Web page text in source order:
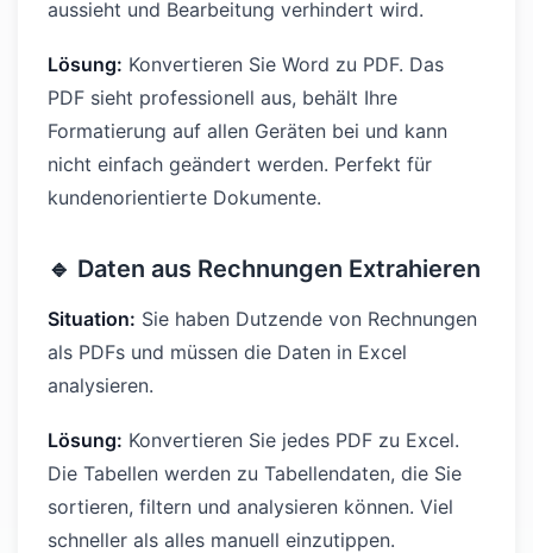
aussieht und Bearbeitung verhindert wird.
Lösung: Konvertieren Sie Word zu PDF. Das
PDF sieht professionell aus, behält Ihre
Formatierung auf allen Geräten bei und kann
nicht einfach geändert werden. Perfekt für
kundenorientierte Dokumente.
🔹 Daten aus Rechnungen Extrahieren
Situation: Sie haben Dutzende von Rechnungen
als PDFs und müssen die Daten in Excel
analysieren.
Lösung: Konvertieren Sie jedes PDF zu Excel.
Die Tabellen werden zu Tabellendaten, die Sie
sortieren, filtern und analysieren können. Viel
schneller als alles manuell einzutippen.